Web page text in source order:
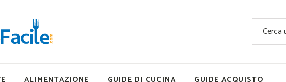
Cerca
Ricette Facili e
Ricette Primi Piatti
Ricette Dolci